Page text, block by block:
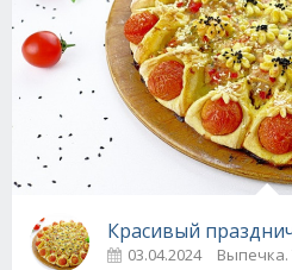
Красивый
03.04.2024